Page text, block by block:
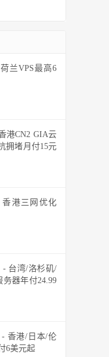
兰VPS最高6
港CN2 GIA云
拥堵月付15元
港三网优化
- 台湾/洛杉矶/
器年付24.99
- 香港/日本/伦
6美元起